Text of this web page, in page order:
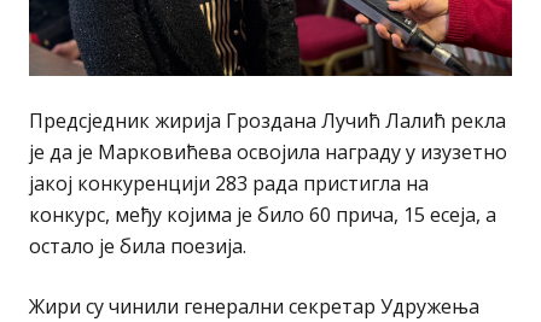
Предсједник жирија Гроздана Лучић Лалић рекла
је да је Марковићева освојила награду у изузетно
јакој конкуренцији 283 рада пристигла на
конкурс, међу којима је било 60 прича, 15 есеја, а
остало је била поезија.
Жири су чинили генерални секретар Удружења